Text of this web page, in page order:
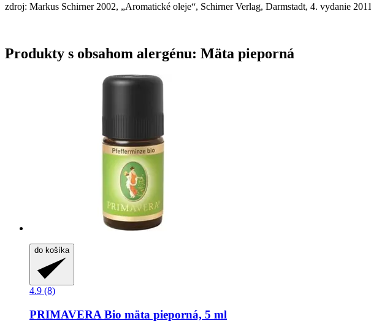
zdroj: Markus Schirner 2002, „Aromatické oleje“, Schirner Verlag, Darmstadt, 4. vydanie 2011
Produkty s obsahom alergénu: Mäta pieporná
do košíka
4.9 (8)
PRIMAVERA Bio mäta pieporná, 5 ml